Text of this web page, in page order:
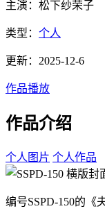
主演：松下纱荣子
类型： 个人
更新：2025-12-6
作品播放
作品介绍
个人图片 个人作品
编号SSPD-150的《